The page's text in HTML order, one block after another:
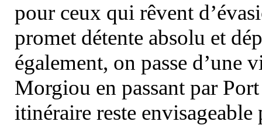
pour ceux qui rêvent
promet détente absolu et
également, on passe d’une
Morgiou en passant par
itinéraire reste